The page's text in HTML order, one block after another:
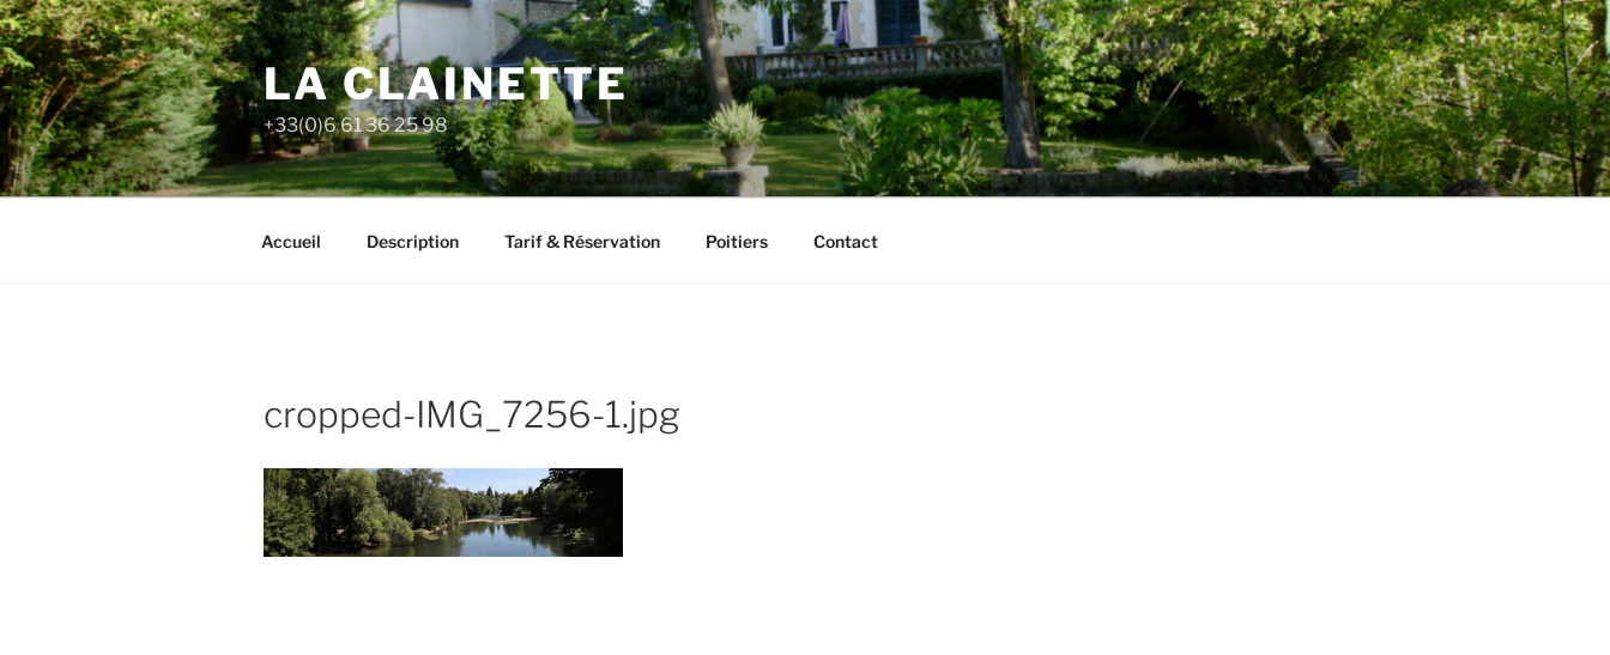
Aller
au
contenu
principal
LA CLAINETTE
+33(0)6 61 36 25 98
Accueil Description Tarif & Réservation Poitiers Contact
cropped-IMG_7256-1.jpg